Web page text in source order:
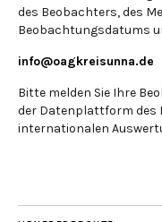
des Beobachters, des
Beobachtungsdatums
info@oagkreisunna.de
Bitte melden Sie Ihre
der Datenplattform des
internationalen